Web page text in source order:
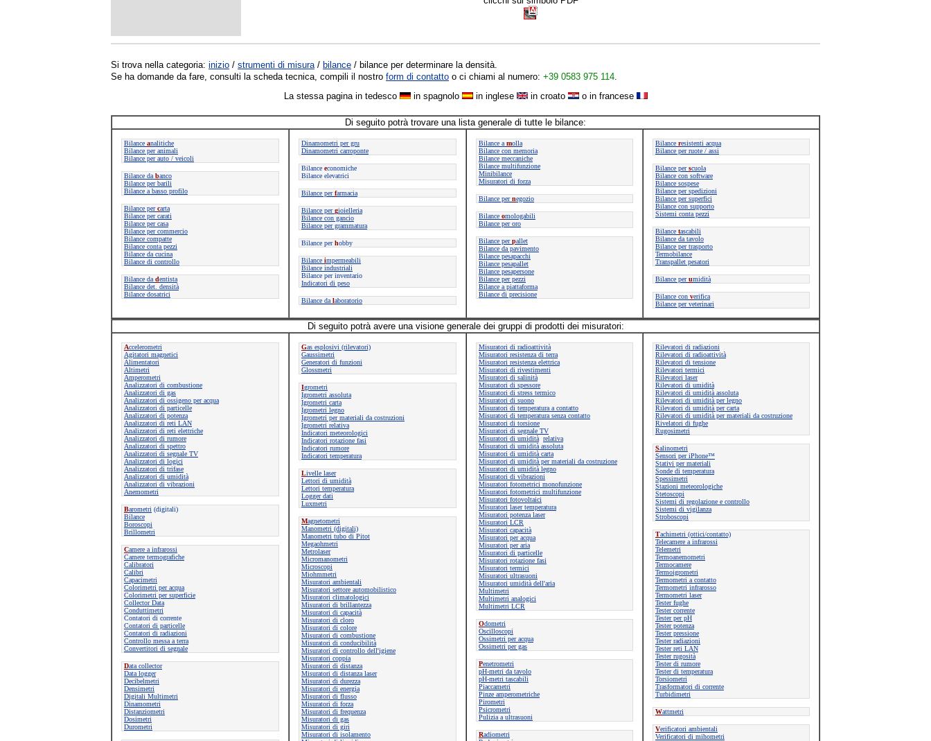
Si trova nella categoria: inizio / strumenti di misura/ bilance / bilance per determinare la densità.
Se ha domande da fare, consulti la scheda tecnica, compili il nostro form di contatto o ci chiami al numero: +39 0583 975 114.
La stessa pagina in tedesco
in spagnolo in inglese in croato o in francese
Di seguito potrà trovare una lista generale di tutte le bilance:
Bilance analitiche
Bilance per animali
Bilance per auto / veicoli
Bilance da banco
Bilance per barili
Bilance a basso profilo
Bilance per carta
Bilance per carati
Bilance per casa
Bilance per commercio
Bilance compatte
Bilance conta pezzi
Bilance da cucina
Bilance di controllo
Bilance da dentista
Bilance det. densità
Bilance dosatrici
Dinamometri per gru
Dinamometri carroponte
Bilance economiche
Bilance elevatrici
Bilance per farmacia
Bilance pergioielleria
Bilance con gancio
Bilance per grammatura
Bilance perhobby
Bilance impermeabili
Bilance industriali
Bilance per inventario
Indicatori di peso
Bilance da laboratorio
Bilance a molla
Bilance con memoria
Bilance meccaniche
Bilance multifunzione
Minibilance
Misuratori di forza
Bilance per negozio
Bilance omologabili
Bilance per oro
Bilance per pallet
Bilance da pavimento
Bilance pesapacchi
Bilance pesapallet
Bilance pesapersone
Bilance per pezzi
Bilance a piattaforma
Bilance di precisione
Bilance resistenti acqua
Bilance per ruote / assi
Bilance perscuola
Bilance con software
Bilance sospese
Bilance per spedizioni
Bilance per superfici
Bilance con supporto
Sistemi conta pezzi
Bilance tascabili
Bilance da tavolo
Bilance per trasporto
Termobilance
Transpallet pesatori
Bilance per umidità
Bilance con verifica
Bilance per veterinari
Di seguito potrà avere una visione generale dei gruppi di prodotti dei misuratori:
Accelerometri
Agitatori magnetici
Alimentatori
Altimetri
Amperometri
Analizzatori di combustione
Analizzatori di gas
Analizzatori di ossigeno per acqua
Analizzatori di particelle
Analizzatori di potenza
Analizzatori di reti LAN
Analizzatori di reti elettriche
Analizzatori di rumore
Analizzatori di spettro
Analizzatori di segnale TV
Analizzatori di logici
Analizzatori di trifase
Analizzatori di umidità
Analizzatori di vibrazioni
Anemometri
Barometri (digitali)
Bilance
Boroscopi
Brillometri
Camere a infrarossi
Camere termografiche
Calibratori
Calibri
Capacimetri
Colorimetri per acqua
Colorimetri per superficie
Collector Data
Conduttimetri
Contatori di corrente
Contatori di particelle
Contatori di radiazioni
Controllo messa a terra
Convertitori di segnale
Data collector
Data logger
Decibelmetri
Densimetri
Digitali Multimetri
Dinamometri
Distanziometri
Dosimetri
Durometri
Gas esplosivi (rilevatori)
Gaussimetri
Generatori di funzioni
Glossmetri
Igrometri
Igrometri assoluta
Igrometri carta
Igrometri legno
Igrometri per materiali da costruzioni
Igrometri relativa
Indicatori meteorologici
Indicatori rotazione fasi
Indicatori rumore
Indicatori temperatura
Livelle laser
Lettori di umidità
Lettori temperatura
Logger dati
Luxmetri
Magnetometri
Manometri (digitali)
Manometri tubo di Pitot
Megaohmetri
Metrolaser
Micromanometri
Microscopi
Miohmmetri
Misuratori ambientali
Misuratori settore automobilistico
Misuratori climatologici
Misuratori di brillantezza
Misuratori di capacità
Misuratori di cloro
Misuratori di colore
Misuratori di combustione
Misuratori di conducibilità
Misuratori di controllo dell'igiene
Misuratori coppia
Misuratori di distanza
Misuratori di distanza laser
Misuratori di durezza
Misuratori di energia
Misuratori di flusso
Misuratori di forza
Misuratori di frequenza
Misuratori di gas
Misuratori di giri
Misuratori di isolamento
Misuratori di radioattività
Misuratori resistenza di terra
Misuratori resistenza elettrica
Misuratori di rivestimenti
Misuratori di salinità
Misuratori di spessore
Misuratori di stress termico
Misuratori di suono
Misuratori di temperatura a contatto
Misuratori di temperatura senza contatto
Misuratori di torsione
Misuratori di segnale TV
Misuratori di umidità relativa
Misuratori di umidità assoluta
Misuratori di umidità carta
Misuratori di umidità per materiali da costruzione
Misuratori di umidità legno
Misuratori di vibrazioni
Misuratori fotometrici monofunzione
Misuratori fotometrici multifunzione
Misuratori fotovoltaici
Misuratori laser temperatura
Misuratori potenza laser
Misuratori LCR
Misuratori capacità
Misuratori per acqua
Misuratori per aria
Misuratori di particelle
Misuratori rotazione fasi
Misuratori termici
Misuratori ultrasuoni
Misuratori umidità dell'aria
Multimetri
Multimetri analogici
Multimetri LCR
Odometri
Oscilloscopi
Ossimetri per acqua
Ossimetri per gas
Penetrometri
pH-metri da tavolo
pH-metri tascabili
Piaccametri
Pinze amperometriche
Pirometri
Psicrometri
Pulizia a ultrasuoni
Radiometri
Rilevatori di radiazioni
Rilevatori di radioattività
Rilevatori di tensione
Rilevatori termici
Rilevatori laser
Rilevatori di umidità
Rilevatori di umidità assoluta
Rilevatori di umidità per legno
Rilevatori di umidità per carta
Rilevatori di umidità per materiali da costruzione
Rivelatori di fughe
Rugosimetri
Salinometri
Sensori per iPhone™
Stativi per materiali
Sonde di temperatura
Spessimetri
Stazioni meteorologiche
Stetoscopi
Sistemi di regolazione e controllo
Sistemi di vigilanza
Stroboscopi
Tachimetri (ottici/contatto)
Telecamere a infrarossi
Telemetri
Termoanemometri
Termocamere
Termoigrometri
Termometri a contatto
Termometri infrarosso
Termometri laser
Tester fughe
Tester corrente
Tester per pH
Tester potenza
Tester pressione
Tester radiazioni
Tester reti LAN
Tester rugosità
Tester di rumore
Tester di temperatura
Torsiometri
Trasformatori di corrente
Turbidimetri
Wattmetri
Verificatori ambientali
Verificatori di mihometri